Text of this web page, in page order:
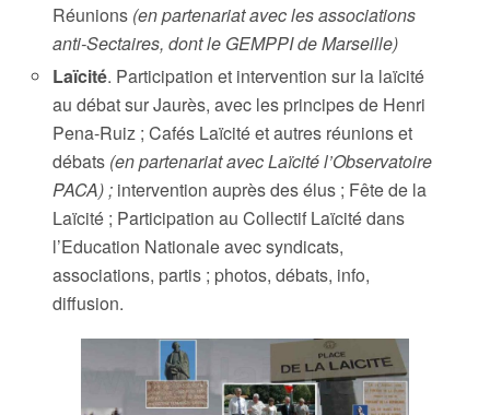
Réunions (en partenariat avec les associations
anti-Sectaires, dont le GEMPPI de Marseille)
Laïcité. Participation et intervention sur la laïcité
au débat sur Jaurès, avec les principes de Henri
Pena-Ruiz ; Cafés Laïcité et autres réunions et
débats (en partenariat avec Laïcité l’Observatoire
PACA) ; intervention auprès des élus ; Fête de la
Laïcité ; Participation au Collectif Laïcité dans
l’Education Nationale avec syndicats,
associations, partis ; photos, débats, info,
diffusion.